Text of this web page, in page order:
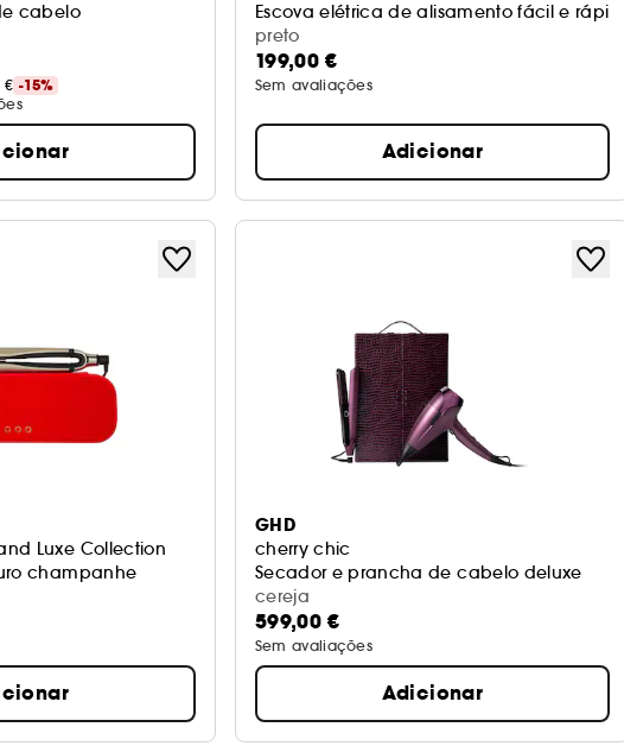
cabelo
€ -15%
Escova elétrica de alisamento fácil e rápido
preto
199,00 €
Sem avaliações
Adicionar
Luxe Collection
champanhe
GHD
cherry chic
Secador e prancha de cabelo deluxe
cereja
599,00 €
Sem avaliações
Adicionar